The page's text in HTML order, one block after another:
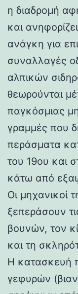
η διαδρομή
και
ανάγκη για
συναλλαγές
αλπικών
θεωρούνται
παγκόσμιας
γραμμές που
περάσματα
του 19ου και
κάτω από
Οι μηχανικοί
ξεπεράσουν
βουνών, τον
και τη
Η κατασκευή
γεφυρών